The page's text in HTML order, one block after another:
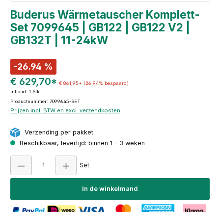
Buderus Wärmetauscher Komplett-
Set 7099645 | GB122 | GB122 V2 |
GB132T | 11-24kW
-26.94 %
€ 629,70* € 861,95* (26.94% bespaard)
Inhoud: 1 Stk.
Productnummer: 7099645-SET
Prijzen incl. BTW en excl. verzendkosten
Verzending per pakket
Beschikbaar, levertijd: binnen 1 - 3 weken
Set
In de winkelmand